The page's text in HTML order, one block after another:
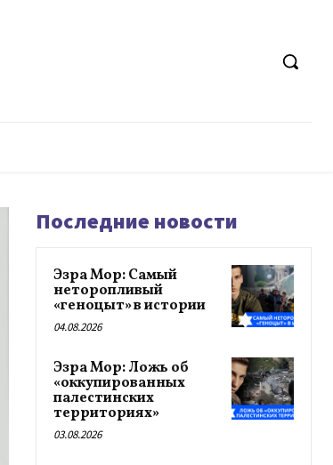
Последние новости
Эзра Мор: Самый
неторопливый
«геноцыт» в истории
04.08.2026
Эзра Мор: Ложь об
«оккупированных
палестинских
территориях»
03.08.2026